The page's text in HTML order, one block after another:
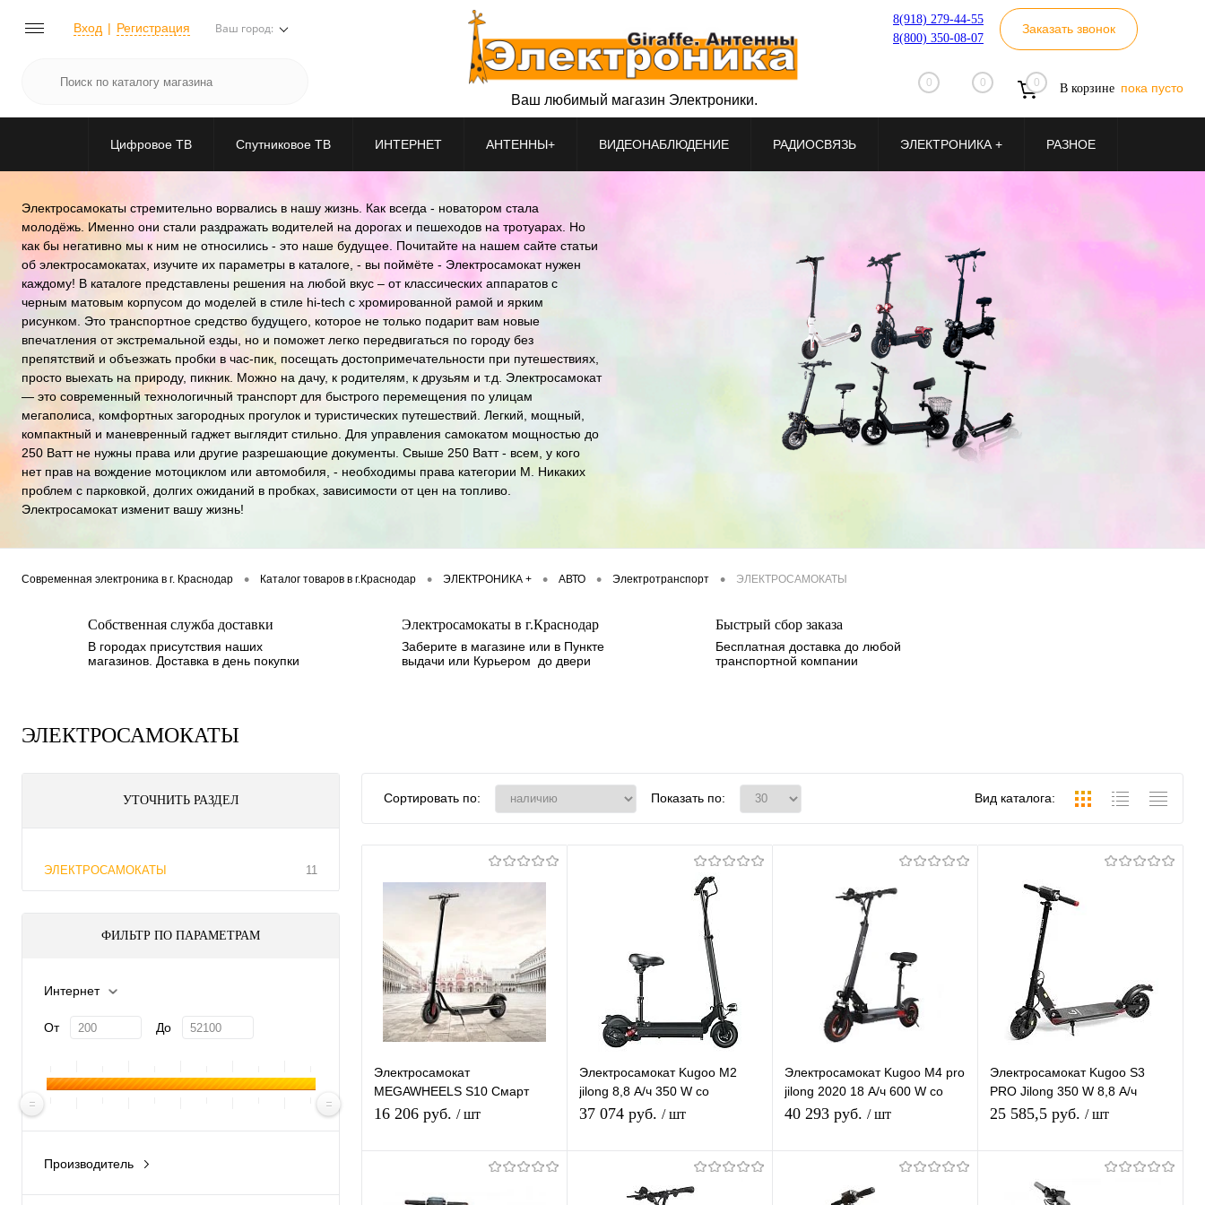
Вход Регистрация Ваш город:
8(918) 279-44-55
8(800) 350-08-07
Заказать звонок
0 0 0 В корзине пока пусто
Ваш любимый магазин Электроники.
Цифровое ТВ Спутниковое ТВ ИНТЕРНЕТ АНТЕННЫ+ ВИДЕОНАБЛЮДЕНИЕ РАДИОСВЯЗЬ ЭЛЕКТРОНИКА + РАЗНОЕ
Электросамокаты стремительно ворвались в нашу жизнь. Как всегда - новатором стала
молодёжь. Именно они стали раздражать водителей на дорогах и пешеходов на тротуарах. Но
как бы негативно мы к ним не относились - это наше будущее. Почитайте на нашем сайте статьи
об электросамокатах, изучите их параметры в каталоге, - вы поймёте - Электросамокат нужен
каждому! В каталоге представлены решения на любой вкус – от классических аппаратов с
черным матовым корпусом до моделей в стиле hi-tech с хромированной рамой и ярким
рисунком. Это транспортное средство будущего, которое не только подарит вам новые
впечатления от экстремальной езды, но и поможет легко передвигаться по городу без
препятствий и объезжать пробки в час-пик, посещать достопримечательности при путешествиях,
просто выехать на природу, пикник. Можно на дачу, к родителям, к друзьям и т.д. Электросамокат
— это современный технологичный транспорт для быстрого перемещения по улицам
мегаполиса, комфортных загородных прогулок и туристических путешествий. Легкий, мощный,
компактный и маневренный гаджет выглядит стильно. Для управления самокатом мощностью до
250 Ватт не нужны права или другие разрешающие документы. Свыше 250 Ватт - всем, у кого
нет прав на вождение мотоциклом или автомобиля, - необходимы права категории М. Никаких
проблем с парковкой, долгих ожиданий в пробках, зависимости от цен на топливо.
Электросамокат изменит вашу жизнь!
Современная электроника в г. Краснодар • Каталог товаров в г.Краснодар • ЭЛЕКТРОНИКА + • АВТО • Электротранспорт • ЭЛЕКТРОСАМОКАТЫ
Собственная служба доставки
В городах присутствия наших
магазинов. Доставка в день покупки
Электросамокаты в г.Краснодар
Заберите в магазине или в Пункте
выдачи или Курьером до двери
Быстрый сбор заказа
Бесплатная доставка до любой
транспортной компании
ЭЛЕКТРОСАМОКАТЫ
УТОЧНИТЬ РАЗДЕЛ
ЭЛЕКТРОСАМОКАТЫ 11
ФИЛЬТР ПО ПАРАМЕТРАМ
Интернет
От До
Производитель
Сортировать по: Показать по: Вид каталога:
Электросамокат
MEGAWHEELS S10 Смарт
самокат портативный
скутер для взрослых
16 206 руб. / шт
Электросамокат Kugoo M2
jilong 8,8 А/ч 350 W со
складным сиденьем
37 074 руб. / шт
Электросамокат Kugoo M4 pro
jilong 2020 18 А/ч 600 W со
складным сиденьем
40 293 руб. / шт
Электросамокат Kugoo S3
PRO Jilong 350 W 8,8 А/ч
портативный складной
25 585,5 руб. / шт